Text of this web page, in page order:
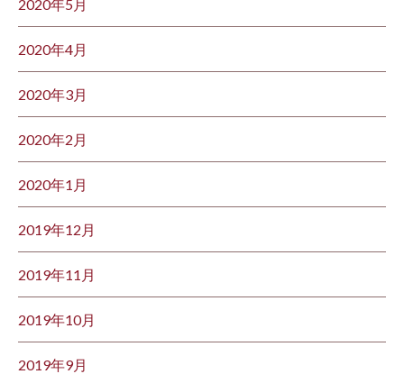
2020年5月
2020年4月
2020年3月
2020年2月
2020年1月
2019年12月
2019年11月
2019年10月
2019年9月